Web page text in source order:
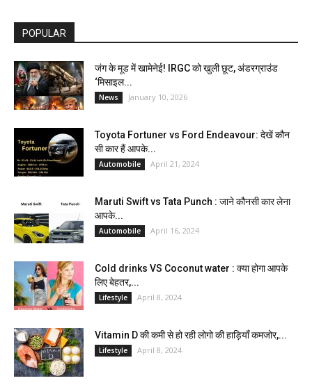
POPULAR
जंग के मूड में खामेनेई! IRGC को खुली छूट, अंडरग्राउंड
‘मिसाइल...
News January 10, 2026
Toyota Fortuner vs Ford Endeavour: देखें कौन
सी कार हैं आपके...
Automobile April 21, 2024
Maruti Swift vs Tata Punch : जाने कौनसी कार लेना
आपके...
Automobile April 16, 2024
Cold drinks VS Coconut water : क्या होगा आपके
लिए बेहतर,...
Lifestyle April 8, 2024
Vitamin D की कमी से हो रही लोगो की हाड़ियाँ कमजोर,...
Lifestyle April 8, 2024